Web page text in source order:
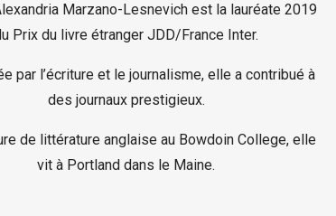
Marzano-Lesnevich est la lauréate 2019
Prix du livre étranger JDD/France Inter.
par l’écriture et le journalisme, elle a contribué à
des journaux prestigieux.
de littérature anglaise au Bowdoin College, elle
vit à Portland dans le Maine.